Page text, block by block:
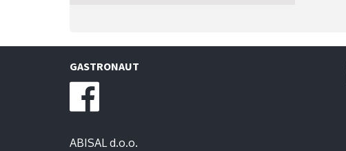
GASTRONAUT
ABISAL d.o.o.